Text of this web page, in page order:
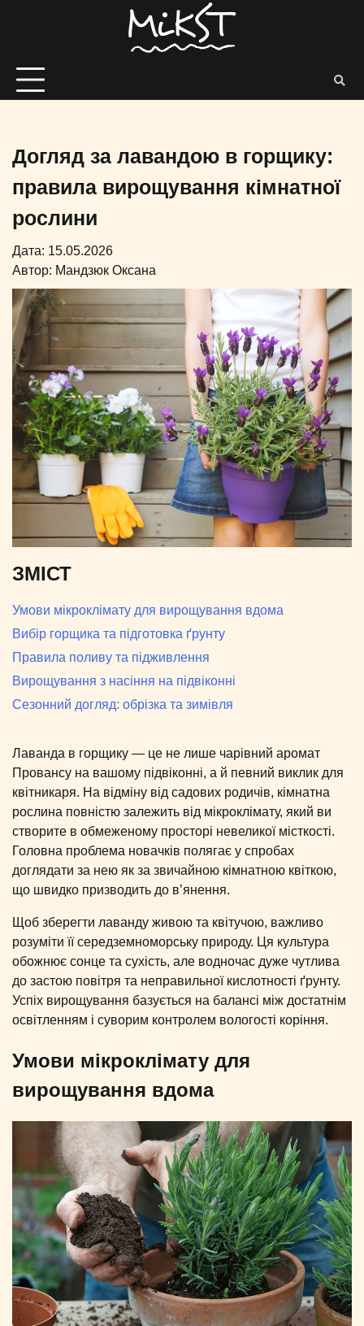
Догляд за лавандою в горщику:
правила вирощування кімнатної
рослини
Дата: 15.05.2026
Автор: Мандзюк Оксана
ЗМІСТ
Умови мікроклімату для вирощування вдома
Вибір горщика та підготовка ґрунту
Правила поливу та підживлення
Вирощування з насіння на підвіконні
Сезонний догляд: обрізка та зимівля
Лаванда в горщику — це не лише чарівний аромат
Провансу на вашому підвіконні, а й певний виклик для
квітникаря. На відміну від садових родичів, кімнатна
рослина повністю залежить від мікроклімату, який ви
створите в обмеженому просторі невеликої місткості.
Головна проблема новачків полягає у спробах
доглядати за нею як за звичайною кімнатною квіткою,
що швидко призводить до в’янення.
Щоб зберегти лаванду живою та квітучою, важливо
розуміти її середземноморську природу. Ця культура
обожнює сонце та сухість, але водночас дуже чутлива
до застою повітря та неправильної кислотності ґрунту.
Успіх вирощування базується на балансі між достатнім
освітленням і суворим контролем вологості коріння.
Умови мікроклімату для
вирощування вдома